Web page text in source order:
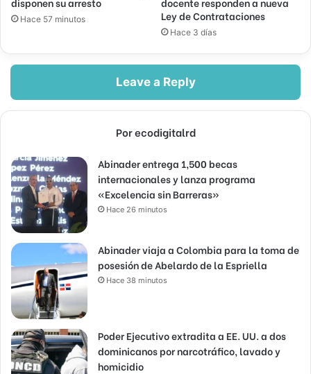
Hace 57 minutos
Ley de Contrataciones
Hace 3 días
Leave a Reply
Por ecodigitalrd
Abinader entrega 1,500 becas
internacionales y lanza programa
«Excelencia sin Barreras»
Hace 26 minutos
Abinader viaja a Colombia para la toma de
posesión de Abelardo de la Espriella
Hace 38 minutos
Poder Ejecutivo extradita a EE. UU. a dos
dominicanos por narcotráfico, lavado y
homicidio